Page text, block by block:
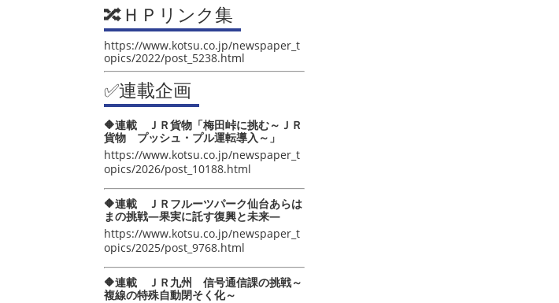
🔀ＨＰリンク集
https://www.kotsu.co.jp/newspaper_t
opics/2022/post_5238.html
✅連載企画
🔶連載 ＪＲ貨物「梅田峠に挑む～ＪＲ
貨物 プッシュ・プル運転導入～」
https://www.kotsu.co.jp/newspaper_t
opics/2026/post_10188.html
🔶連載 ＪＲフルーツパーク仙台あらは
まの挑戦―果実に託す復興と未来―
https://www.kotsu.co.jp/newspaper_t
opics/2025/post_9768.html
🔶連載 ＪＲ九州 信号通信課の挑戦～
複線の特殊自動閉そく化～